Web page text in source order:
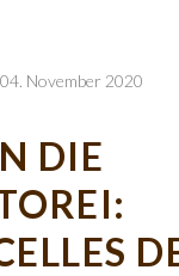
04. November 2020
DIE